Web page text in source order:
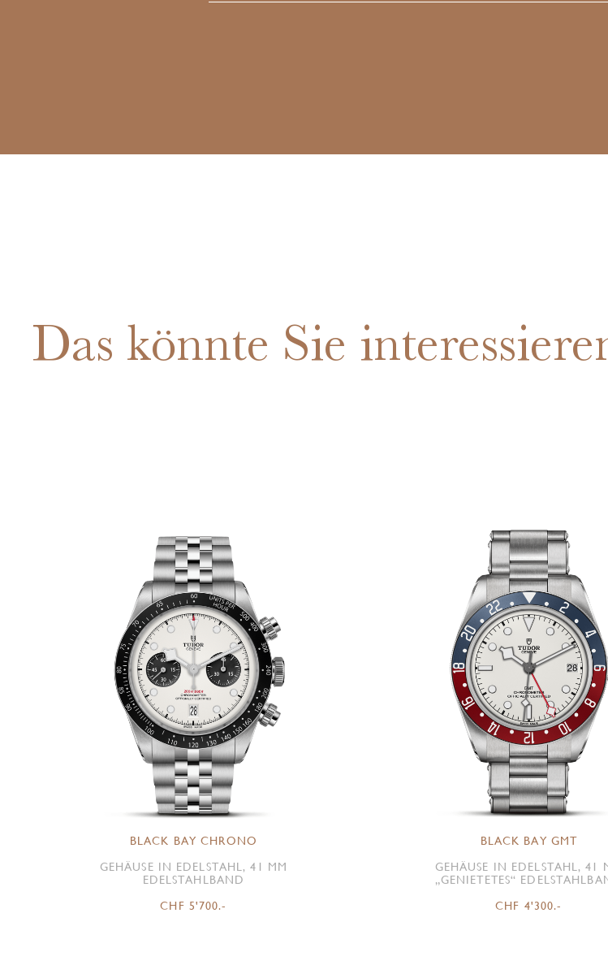
Das könnte Sie
BLACK BAY CHRONO
GEHÄUSE IN EDELSTAHL, 41 MM
EDELSTAHLBAND
CHF 5'700.-
BLACK BAY GMT
GEHÄUSE IN EDELSTAHL, 41
„GENIETETES“
CHF 4'300.-